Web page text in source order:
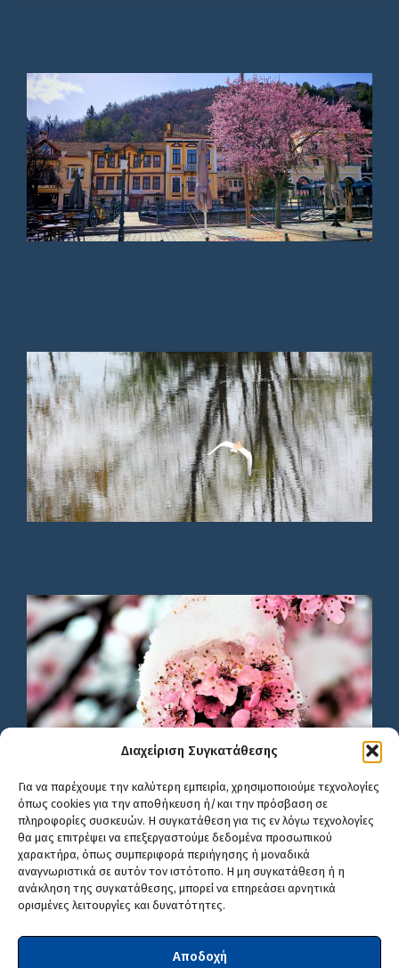
Διαχείριση Συγκατάθεσης
Για να παρέχουμε την καλύτερη εμπειρία, χρησιμοποιούμε τεχνολογίες
όπως cookies για την αποθήκευση ή/και την πρόσβαση σε
πληροφορίες συσκευών. Η συγκατάθεση για τις εν λόγω τεχνολογίες
θα μας επιτρέψει να επεξεργαστούμε δεδομένα προσωπικού
χαρακτήρα, όπως συμπεριφορά περιήγησης ή μοναδικά
αναγνωριστικά σε αυτόν τον ιστότοπο. Η μη συγκατάθεση ή η
ανάκληση της συγκατάθεσης, μπορεί να επηρεάσει αρνητικά
ορισμένες λειτουργίες και δυνατότητες.
Αποδοχή